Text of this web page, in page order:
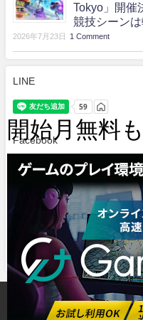
Tokyo」開催
競技シーン
2026年7月23日 1 Comment
LINE
Facebook
Twitter
Tweets by e_sports_spirit
eSports魂とは？ 運営会社